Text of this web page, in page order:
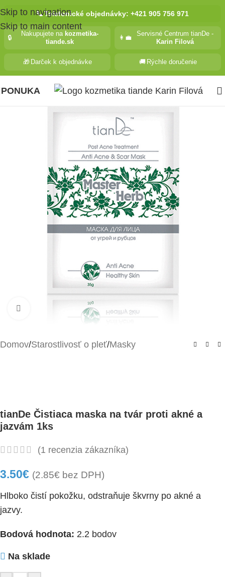
Skip to navigation
Skip to main content
📞Telefonické objednávky: +421 905 756 971
🔒
Nakupujete na kozmetika-
tiande.sk
👩‍💼
Servisné Centrum tianDe -
Karin Filová
🎁 Darček k objednávke 🚚 Rýchle doručenie
PONUKA
Kliknite pre zväčšenie
Domov/Starostlivosť o pleť/Masky
tianDe Čistiaca maska na tvár proti akné a
jazvám 1ks
(1 recenzia zákazníka)
3.50€ (2.85€ bez DPH)
Hlboko čistí pokožku, odstraňuje škvrny po akné a
jazvy.
Bodová hodnota: 2.2 bodov
Na sklade